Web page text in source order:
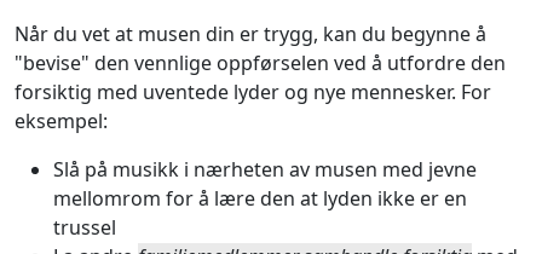
Når du vet at musen din er trygg, kan du begynne å
"bevise" den vennlige oppførselen ved å utfordre den
forsiktig med uventede lyder og nye mennesker. For
eksempel:
Slå på musikk i nærheten av musen med jevne
mellomrom for å lære den at lyden ikke er en
trussel